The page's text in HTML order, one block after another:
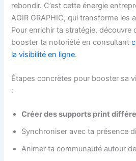
rebondir. C’est cette énergie
AGIR GRAPHIC, qui transforme les
Pour enrichir ta stratégie, découvre
booster ta notoriété en consultant
la visibilité en ligne.
Étapes concrètes pour booster sa
:
Créer des supports print
Synchroniser avec ta présence
Animer ta communauté autour